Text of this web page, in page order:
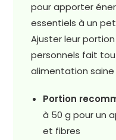
pour apporter
essentiels à un
Ajuster leur
personnels fait
alimentation
Portion
à 50 g pour un
et fibres